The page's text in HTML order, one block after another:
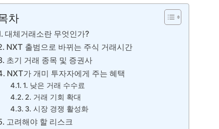
차
대체거래소란 무엇인가?
NXT 출범으로 바뀌는 주식 거래시간
초기 거래 종목 및 증권사
NXT가 개미 투자자에게 주는 혜택
1. 낮은 거래 수수료
2. 거래 기회 확대
3. 시장 경쟁 활성화
고려해야 할 리스크